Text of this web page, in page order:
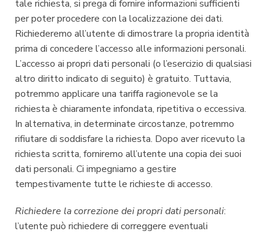
tale richiesta, si prega di fornire informazioni sufficienti
per poter procedere con la localizzazione dei dati.
Richiederemo all’utente di dimostrare la propria identità
prima di concedere l’accesso alle informazioni personali.
L’accesso ai propri dati personali (o l’esercizio di qualsiasi
altro diritto indicato di seguito) è gratuito. Tuttavia,
potremmo applicare una tariffa ragionevole se la
richiesta è chiaramente infondata, ripetitiva o eccessiva.
In alternativa, in determinate circostanze, potremmo
rifiutare di soddisfare la richiesta. Dopo aver ricevuto la
richiesta scritta, forniremo all’utente una copia dei suoi
dati personali. Ci impegniamo a gestire
tempestivamente tutte le richieste di accesso.
Richiedere la correzione dei propri dati personali:
l’utente può richiedere di correggere eventuali